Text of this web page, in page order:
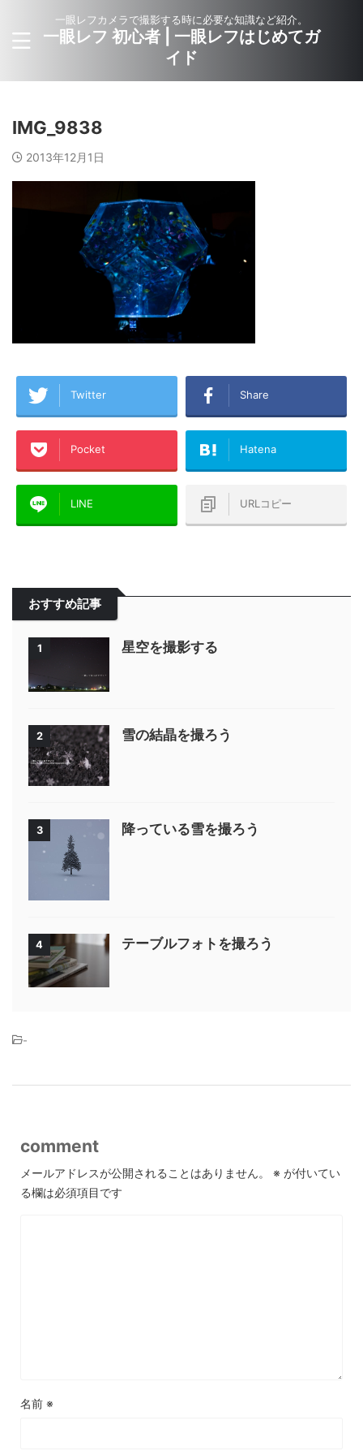
一眼レフカメラで撮影する時に必要な知識など紹介。
一眼レフ 初心者 | 一眼レフはじめてガ
イド
IMG_9838
2013年12月1日
Twitter Share
Pocket Hatena
LINE URLコピー
おすすめ記事
1 星空を撮影する
2 雪の結晶を撮ろう
3 降っている雪を撮ろう
4 テーブルフォトを撮ろう
-
comment
メールアドレスが公開されることはありません。 ※ が付いてい
る欄は必須項目です
名前 ※